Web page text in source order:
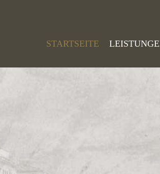
STARTSEITE